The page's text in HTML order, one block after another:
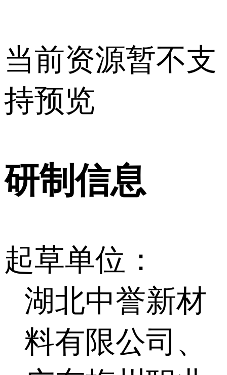
当前资源暂不支
持预览
研制信息
起草单位：
湖北中誉新材
料有限公司、